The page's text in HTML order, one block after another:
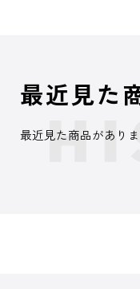
最近見た
最近見た商品がありま